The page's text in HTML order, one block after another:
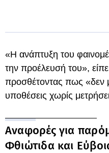
«Η ανάπτυξη του
την προέλευσή του», είπε
προσθέτοντας πως «δεν
υποθέσεις χωρίς
Αναφορές για
Φθιώτιδα και